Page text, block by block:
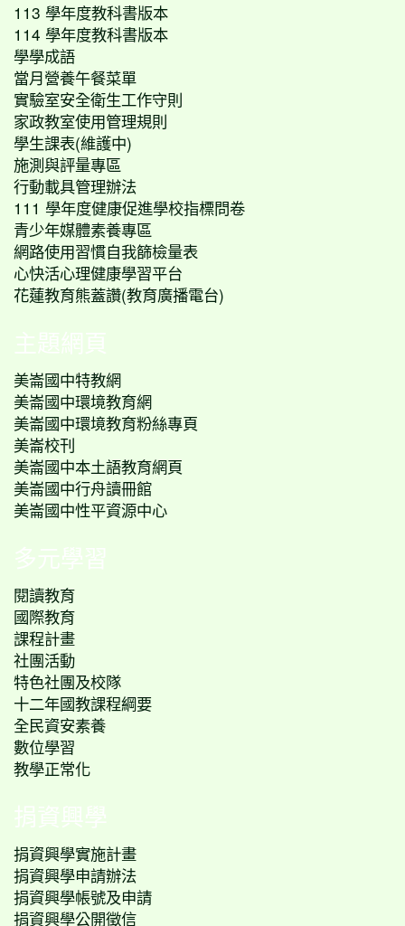
113 學年度教科書版本
114 學年度教科書版本
學學成語
當月營養午餐菜單
實驗室安全衛生工作守則
家政教室使用管理規則
學生課表(維護中)
施測與評量專區
行動載具管理辦法
111 學年度健康促進學校指標問卷
青少年媒體素養專區
網路使用習慣自我篩檢量表
心快活心理健康學習平台
花蓮教育熊蓋讚(教育廣播電台)
主題網頁
美崙國中特教網
美崙國中環境教育網
美崙國中環境教育粉絲專頁
美崙校刊
美崙國中本土語教育網頁
美崙國中行舟讀冊館
美崙國中性平資源中心
多元學習
閱讀教育
國際教育
課程計畫
社團活動
特色社團及校隊
十二年國教課程綱要
全民資安素養
數位學習
教學正常化
捐資興學
捐資興學實施計畫
捐資興學申請辦法
捐資興學帳號及申請
捐資興學公開徵信